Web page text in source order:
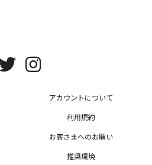
アカウントについて
利用規約
お客さまへのお願い
推奨環境